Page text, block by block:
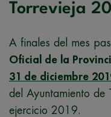
Torrevieja
A finales del mes
Oficial de la
31 de diciembre
del Ayuntamiento de
ejercicio 2019.